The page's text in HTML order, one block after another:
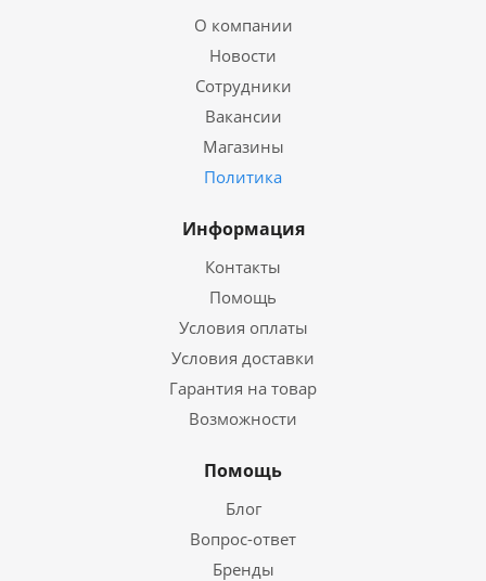
О компании
Новости
Сотрудники
Вакансии
Магазины
Политика
Информация
Контакты
Помощь
Условия оплаты
Условия доставки
Гарантия на товар
Возможности
Помощь
Блог
Вопрос-ответ
Бренды